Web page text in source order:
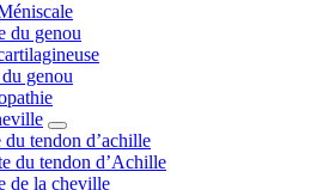
du genou
genou
du tendon d’achille
du tendon d’Achille
de la cheville